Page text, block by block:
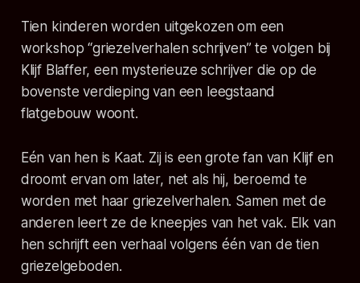
Tien kinderen worden uitgekozen om een
workshop “griezelverhalen schrijven” te volgen bij
Klijf Blaffer, een mysterieuze schrijver die op de
bovenste verdieping van een leegstaand
flatgebouw woont.
Eén van hen is Kaat. Zij is een grote fan van Klijf en
droomt ervan om later, net als hij, beroemd te
worden met haar griezelverhalen. Samen met de
anderen leert ze de kneepjes van het vak. Elk van
hen schrijft een verhaal volgens één van de tien
griezelgeboden.